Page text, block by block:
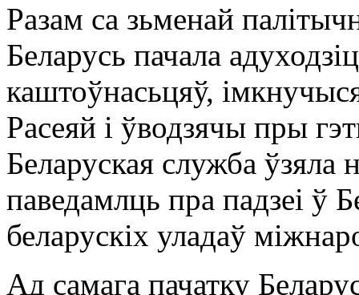
Разам са зьменай
Беларусь пачала
каштоўнасьцяў,
Расеяй і ўводзячы пры
Беларуская служба ўзяла
паведамлць пра падзеі ў
беларускіх уладаў
Ад самага пачатку